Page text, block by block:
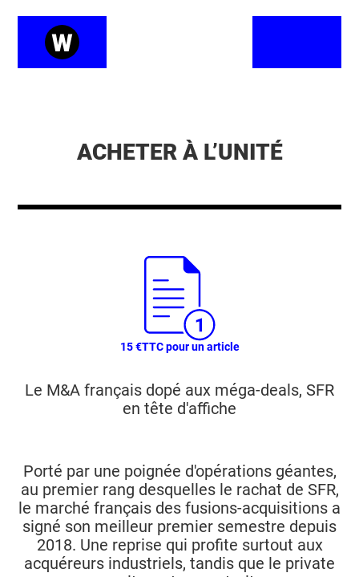
ACHETER À L’UNITÉ
15 €TTC pour un article
Le M&A français dopé aux méga-deals, SFR
en tête d'affiche
Porté par une poignée d'opérations géantes,
au premier rang desquelles le rachat de SFR,
le marché français des fusions-acquisitions a
signé son meilleur premier semestre depuis
2018. Une reprise qui profite surtout aux
acquéreurs industriels, tandis que le private